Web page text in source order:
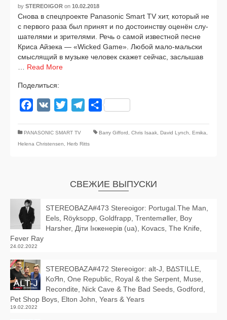
by STEREOIGOR on 10.02.2018
Снова в спец­про­ек­те Panasonic Smart TV хит, кото­рый не
с пер­во­го раза был при­нят и по досто­ин­ству оце­нён слу­
ша­те­ля­ми и зри­те­ля­ми. Речь о самой извест­ной песне
Криса Айзека — «Wicked Game». Любой мало-мальски
смыс­ля­щий в музы­ке чело­век ска­жет сей­час, заслы­шав
Read More
Поделиться:
Facebook
VK Twitter TelegramОтправить
PANASONIC SMART TV Barry Gifford Chris Isaak David Lynch Emika
Helena Christensen
Herb Ritts
СВЕЖИЕ ВЫПУСКИ
STEREOBAZA#473 Stereoigor: Portugal.The Man,
Eels, Röyksopp, Goldfrapp, Trentemøller, Boy
Harsher, Діти Інженерів (ua), Kovacs, The Knife,
Fever Ray
24.02.2022
STEREOBAZA#472 Stereoigor: alt‑J, BΔSTILLE,
KoЯn, One Republic, Royal & the Serpent, Muse,
Recondite, Nick Cave & The Bad Seeds, Godford,
Pet Shop Boys, Elton John, Years & Years
19.02.2022